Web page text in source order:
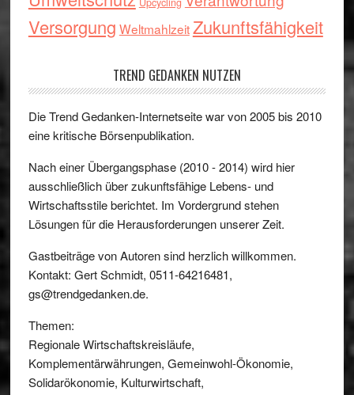
Versorgung WeltmahlzeitZukunftsfähigkeit
TREND GEDANKEN NUTZEN
Die Trend Gedanken-Internetseite war von 2005 bis 2010
eine kritische Börsenpublikation.
Nach einer Übergangsphase (2010 - 2014) wird hier
ausschließlich über zukunftsfähige Lebens- und
Wirtschaftsstile berichtet. Im Vordergrund stehen
Lösungen für die Herausforderungen unserer Zeit.
Gastbeiträge von Autoren sind herzlich willkommen.
Kontakt: Gert Schmidt, 0511-64216481,
gs@trendgedanken.de.
Themen:
Regionale Wirtschaftskreisläufe,
Komplementärwährungen, Gemeinwohl-Ökonomie,
Solidarökonomie, Kulturwirtschaft,